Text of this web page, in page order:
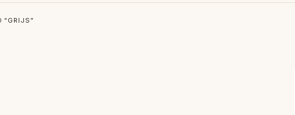
MIJN ACCOUNT RETOURNEREN TRANSLATE VERLANGLIJST
“GRIJS”